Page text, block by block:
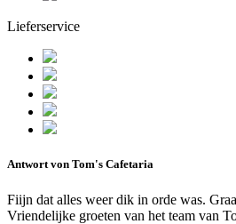
Lieferservice
Antwort von Tom's Cafetaria
Fiijn dat alles weer dik in orde was.
Vriendelijke groeten van het team van